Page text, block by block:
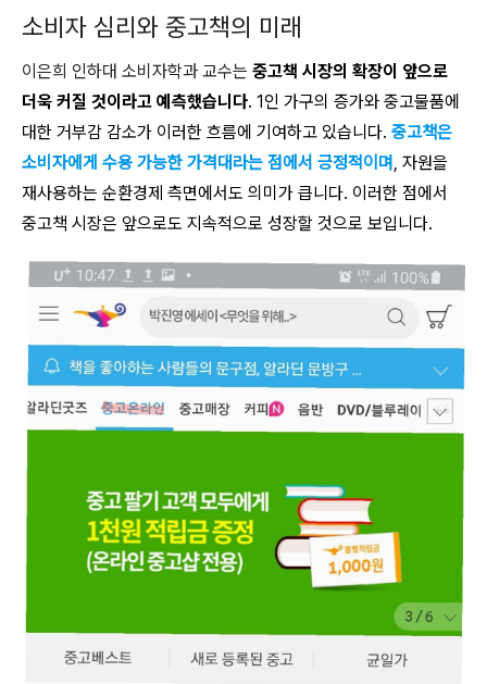
소비자 심리와 중고책의 미래
이은희 인하대 소비자학과 교수는 중고책 시장의 확장이 앞으로
더욱 커질 것이라고 예측했습니다. 1인 가구의 증가와 중고물품에
대한 거부감 감소가 이러한 흐름에 기여하고 있습니다. 중고책은
소비자에게 수용 가능한 가격대라는 점에서 긍정적이며 , 자원을
재사용하는 순환경제 측면에서도 의미가 큽니다. 이러한 점에서
중고책 시장은 앞으로도 지속적으로 성장할 것으로 보입니다.